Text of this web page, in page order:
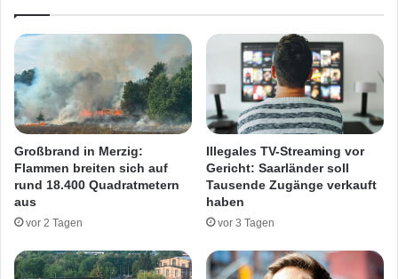
k
a
u
f
D
A
-
e
ä
n
w
a
g
e
n
l
k
e
r
Großbrand in Merzig:
Flammen breiten sich auf
rund 18.400 Quadratmetern
aus
vor 2 Tagen
Illegales TV-Streaming vor
Gericht: Saarländer soll
Tausende Zugänge verkauft
haben
vor 3 Tagen